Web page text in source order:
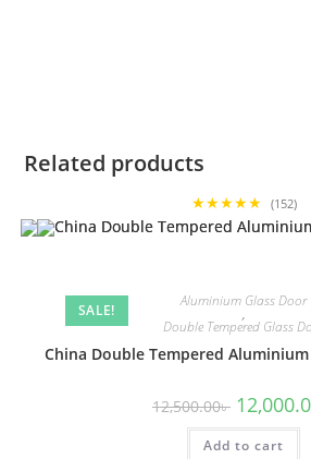
Related products
★★★★★ (152)
SALE!
Aluminium Glass Door
,
Double Tempered Glass
China Double Tempered Aluminium
12,500.00৳ Original
price
was:
12,500.00৳ .
Add to cart